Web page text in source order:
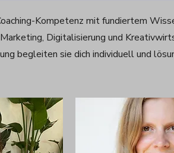
Kompetenz mit fundiertem
Digitalisierung und
begleiten sie dich individuell und